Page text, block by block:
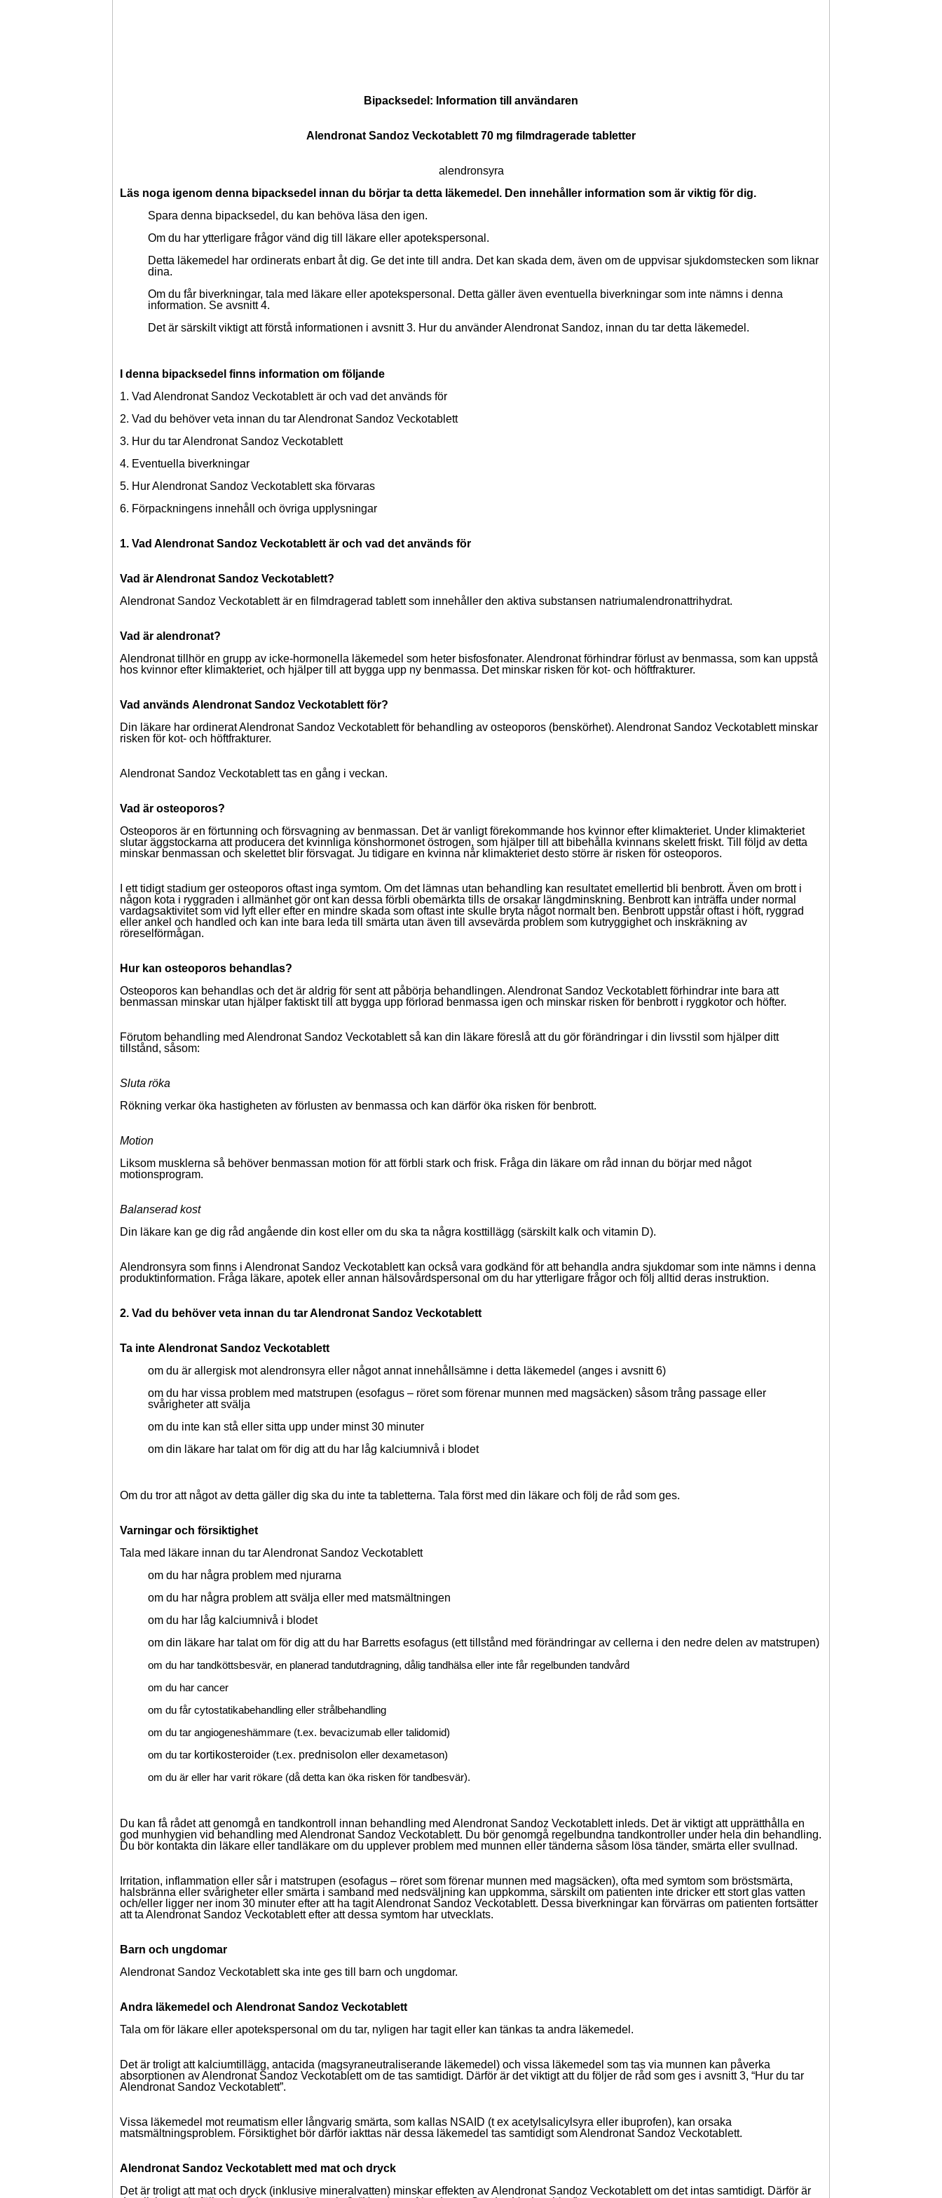
Bipacksedel: Information till användaren
Alendronat Sandoz Veckotablett 70 mg filmdragerade tabletter
alendronsyra
Läs noga igenom denna bipacksedel innan du börjar ta detta läkemedel. Den innehåller information som är viktig för dig.
Spara denna bipacksedel, du kan behöva läsa den igen.
Om du har ytterligare frågor vänd dig till läkare eller apotekspersonal.
Detta läkemedel har ordinerats enbart åt dig. Ge det inte till andra. Det kan skada dem, även om de uppvisar sjukdomstecken som liknar
dina.
Om du får biverkningar, tala med läkare eller apotekspersonal. Detta gäller även eventuella biverkningar som inte nämns i denna
information. Se avsnitt 4.
Det är särskilt viktigt att förstå informationen i avsnitt 3. Hur du använder Alendronat Sandoz, innan du tar detta läkemedel.
I denna bipacksedel finns information om följande
1. Vad Alendronat Sandoz Veckotablett är och vad det används för
2. Vad du behöver veta innan du tar Alendronat Sandoz Veckotablett
3. Hur du tar Alendronat Sandoz Veckotablett
4. Eventuella biverkningar
5. Hur Alendronat Sandoz Veckotablett ska förvaras
6. Förpackningens innehåll och övriga upplysningar
1. Vad Alendronat Sandoz Veckotablett är och vad det används för
Vad är Alendronat Sandoz Veckotablett?
Alendronat Sandoz Veckotablett är en filmdragerad tablett som innehåller den aktiva substansen natriumalendronattrihydrat.
Vad är alendronat?
Alendronat tillhör en grupp av icke-hormonella läkemedel som heter bisfosfonater. Alendronat förhindrar förlust av benmassa, som kan uppstå
hos kvinnor efter klimakteriet, och hjälper till att bygga upp ny benmassa. Det minskar risken för kot- och höftfrakturer.
Vad används Alendronat Sandoz Veckotablett för?
Din läkare har ordinerat Alendronat Sandoz Veckotablett för behandling av osteoporos (benskörhet). Alendronat Sandoz Veckotablett minskar
risken för kot- och höftfrakturer.
Alendronat Sandoz Veckotablett tas en gång i veckan.
Vad är osteoporos?
Osteoporos är en förtunning och försvagning av benmassan. Det är vanligt förekommande hos kvinnor efter klimakteriet. Under klimakteriet
slutar äggstockarna att producera det kvinnliga könshormonet östrogen, som hjälper till att bibehålla kvinnans skelett friskt. Till följd av detta
minskar benmassan och skelettet blir försvagat. Ju tidigare en kvinna når klimakteriet desto större är risken för osteoporos.
I ett tidigt stadium ger osteoporos oftast inga symtom. Om det lämnas utan behandling kan resultatet emellertid bli benbrott. Även om brott i
någon kota i ryggraden i allmänhet gör ont kan dessa förbli obemärkta tills de orsakar längdminskning. Benbrott kan inträffa under normal
vardagsaktivitet som vid lyft eller efter en mindre skada som oftast inte skulle bryta något normalt ben. Benbrott uppstår oftast i höft, ryggrad
eller ankel och handled och kan inte bara leda till smärta utan även till avsevärda problem som kutryggighet och inskräkning av
röreselförmågan.
Hur kan osteoporos behandlas?
Osteoporos kan behandlas och det är aldrig för sent att påbörja behandlingen. Alendronat Sandoz Veckotablett förhindrar inte bara att
benmassan minskar utan hjälper faktiskt till att bygga upp förlorad benmassa igen och minskar risken för benbrott i ryggkotor och höfter.
Förutom behandling med Alendronat Sandoz Veckotablett så kan din läkare föreslå att du gör förändringar i din livsstil som hjälper ditt
tillstånd, såsom:
Sluta röka
Rökning verkar öka hastigheten av förlusten av benmassa och kan därför öka risken för benbrott.
Motion
Liksom musklerna så behöver benmassan motion för att förbli stark och frisk. Fråga din läkare om råd innan du börjar med något
motionsprogram.
Balanserad kost
Din läkare kan ge dig råd angående din kost eller om du ska ta några kosttillägg (särskilt kalk och vitamin D).
Alendronsyra som finns i Alendronat Sandoz Veckotablett kan också vara godkänd för att behandla andra sjukdomar som inte nämns i denna
produktinformation. Fråga läkare, apotek eller annan hälsovårdspersonal om du har ytterligare frågor och följ alltid deras instruktion.
2. Vad du behöver veta innan du tar Alendronat Sandoz Veckotablett
Ta inte Alendronat Sandoz Veckotablett
om du är allergisk mot alendronsyra eller något annat innehållsämne i detta läkemedel (anges i avsnitt 6)
om du har vissa problem med matstrupen (esofagus – röret som förenar munnen med magsäcken) såsom trång passage eller
svårigheter att svälja
om du inte kan stå eller sitta upp under minst 30 minuter
om din läkare har talat om för dig att du har låg kalciumnivå i blodet
Om du tror att något av detta gäller dig ska du inte ta tabletterna. Tala först med din läkare och följ de råd som ges.
Varningar och försiktighet
Tala med läkare innan du tar Alendronat Sandoz Veckotablett
om du har några problem med njurarna
om du har några problem att svälja eller med matsmältningen
om du har låg kalciumnivå i blodet
om din läkare har talat om för dig att du har Barretts esofagus (ett tillstånd med förändringar av cellerna i den nedre delen av matstrupen)
om du har tandköttsbesvär, en planerad tandutdragning, dålig tandhälsa eller inte får regelbunden tandvård
om du har cancer
om du får cytostatikabehandling eller strålbehandling
om du tar angiogeneshämmare (t.ex. bevacizumab eller talidomid)
om du tar kortikosteroider (t.ex. prednisolon eller dexametason)
om du är eller har varit rökare (då detta kan öka risken för tandbesvär).
Du kan få rådet att genomgå en tandkontroll innan behandling med Alendronat Sandoz Veckotablett inleds. Det är viktigt att upprätthålla en
god munhygien vid behandling med Alendronat Sandoz Veckotablett. Du bör genomgå regelbundna tandkontroller under hela din behandling.
Du bör kontakta din läkare eller tandläkare om du upplever problem med munnen eller tänderna såsom lösa tänder, smärta eller svullnad.
Irritation, inflammation eller sår i matstrupen (esofagus – röret som förenar munnen med magsäcken), ofta med symtom som bröstsmärta,
halsbränna eller svårigheter eller smärta i samband med nedsväljning kan uppkomma, särskilt om patienten inte dricker ett stort glas vatten
och/eller ligger ner inom 30 minuter efter att ha tagit Alendronat Sandoz Veckotablett. Dessa biverkningar kan förvärras om patienten fortsätter
att ta Alendronat Sandoz Veckotablett efter att dessa symtom har utvecklats.
Barn och ungdomar
Alendronat Sandoz Veckotablett ska inte ges till barn och ungdomar.
Andra läkemedel och Alendronat Sandoz Veckotablett
Tala om för läkare eller apotekspersonal om du tar, nyligen har tagit eller kan tänkas ta andra läkemedel.
Det är troligt att kalciumtillägg, antacida (magsyraneutraliserande läkemedel) och vissa läkemedel som tas via munnen kan påverka
absorptionen av Alendronat Sandoz Veckotablett om de tas samtidigt. Därför är det viktigt att du följer de råd som ges i avsnitt 3, “Hur du tar
Alendronat Sandoz Veckotablett”.
Vissa läkemedel mot reumatism eller långvarig smärta, som kallas NSAID (t ex acetylsalicylsyra eller ibuprofen), kan orsaka
matsmältningsproblem. Försiktighet bör därför iakttas när dessa läkemedel tas samtidigt som Alendronat Sandoz Veckotablett.
Alendronat Sandoz Veckotablett med mat och dryck
Det är troligt att mat och dryck (inklusive mineralvatten) minskar effekten av Alendronat Sandoz Veckotablett om det intas samtidigt. Därför är